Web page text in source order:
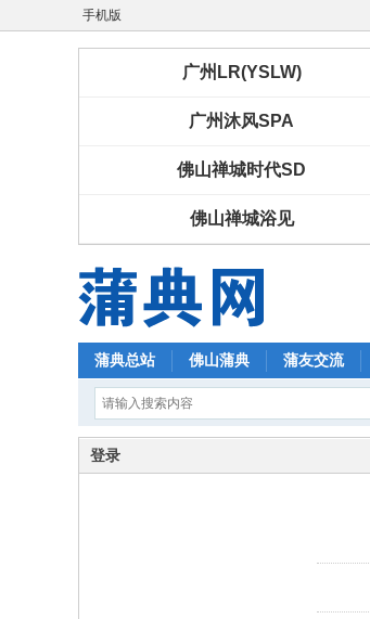
手机版
广州LR(YSLW)
广州沐风SPA
佛山禅城时代SD
佛山禅城浴见
蒲典总站 佛山蒲典 蒲友交流
登录